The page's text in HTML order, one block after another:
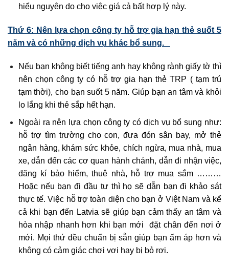
hiểu nguyên do cho việc giá cả bất hợp lý này.
Thứ 6: Nên lựa chọn công ty hỗ trợ gia hạn thẻ suốt 5
năm và có những dịch vụ khác bổ sung.
Nếu bạn không biết tiếng anh hay không rành giấy tờ thì
nên chọn công ty có hỗ trợ gia hạn thẻ TRP ( tạm trú
tạm thời), cho bạn suốt 5 năm. Giúp bạn an tâm và khỏi
lo lắng khi thẻ sắp hết hạn.
Ngoài ra nên lựa chọn công ty có dịch vụ bổ sung như:
hỗ trợ tìm trường cho con, đưa đón sân bay, mở thẻ
ngân hàng, khám sức khỏe, chích ngừa, mua nhà, mua
xe, dẫn đến các cơ quan hành chánh, dẫn đi nhận việc,
đăng kí bảo hiểm, thuê nhà, hỗ trợ mua sắm ………
Hoặc nếu bạn đi đầu tư thì họ sẽ dẫn bạn đi khảo sát
thực tế. Việc hỗ trợ toàn diện cho bạn ở Việt Nam và kể
cả khi bạn đến Latvia sẽ giúp bạn cảm thấy an tâm và
hòa nhập nhanh hơn khi bạn mới đặt chân đến nơi ở
mới. Mọi thứ đều chuẩn bị sẵn giúp bạn ấm áp hơn và
không có cảm giác chơi vơi hay bị bỏ rơi.